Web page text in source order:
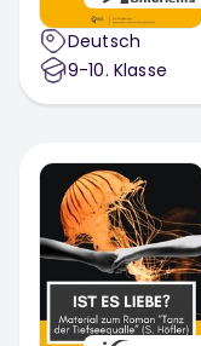
Deutsch
9-10. Klasse